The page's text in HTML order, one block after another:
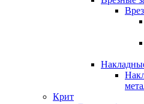
Крит